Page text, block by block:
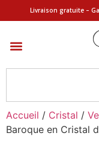
Livraison gratuite –
Accueil / Cristal /
Baroque en Cristal